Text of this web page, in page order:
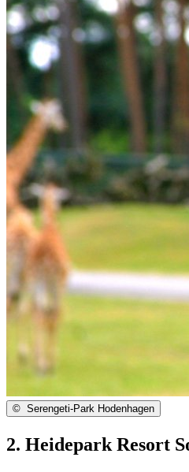
© Serengeti-Park Hodenhagen
2. Heidepark Resort